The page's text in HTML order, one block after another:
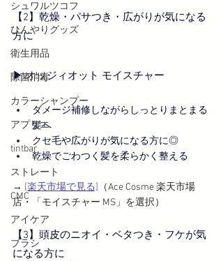
シュワルツコフ
ひんやりグッズ
衛生用品
除菌消毒
カラーシャンプー
アプリエ
tintbar
ストレート
CMC
アイケア
ブラシ
【2】乾燥・パサつき・広がりが気になる
方に
▶︎ オッジィオット モイスチャー
ダメージ補修しながらしっとりまとまる
髪へ
クセ毛や広がりが気になる方に◎
乾燥でごわつく髪を柔らかく整える
→ [楽天市場で見る]
（Ace Cosme 楽天市場
店・「モイスチャー MS」を選択）
【3】頭皮のニオイ・ベタつき・フケが気
になる方に